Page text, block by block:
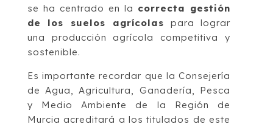
se ha centrado en la correcta gestión
de los suelos agrícolas para lograr
una producción agrícola competitiva y
sostenible.
Es importante recordar que la Consejería
de Agua, Agricultura, Ganadería, Pesca
y Medio Ambiente de la Región de
Murcia acreditará a los titulados de este